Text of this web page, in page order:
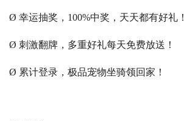
Ø 幸运抽奖，100%中奖，天天都有好礼！
Ø 刺激翻牌，多重好礼每天免费放送！
Ø 累计登录，极品宠物坐骑领回家！